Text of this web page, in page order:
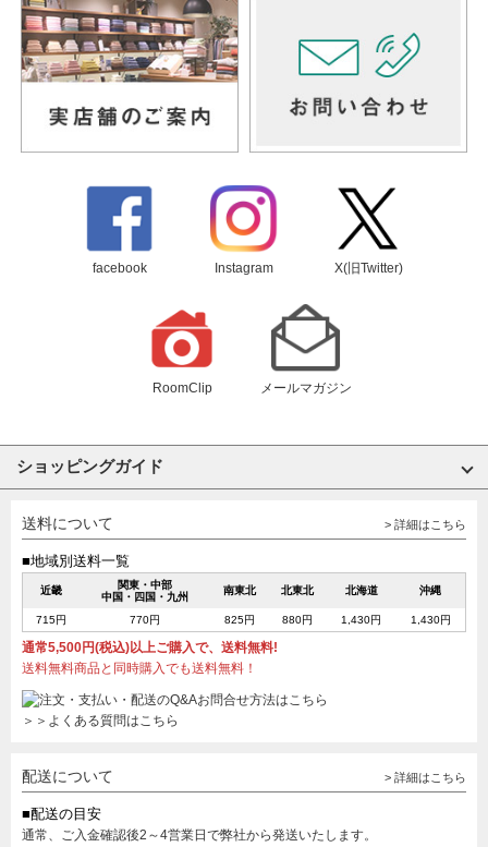
facebook Instagram X(旧Twitter)
RoomClip メールマガジン
ショッピングガイド
送料について > 詳細はこちら
■地域別送料一覧
近畿
関東・中部
中国・四国・九州
南東北 北東北 北海道 沖縄
715円 770円 825円 880円 1,430円 1,430円
通常5,500円(税込)以上ご購入で、送料無料!
送料無料商品と同時購入でも送料無料！
＞＞よくある質問はこちら
配送について > 詳細はこちら
■配送の目安
通常、ご入金確認後2～4営業日で弊社から発送いたします。